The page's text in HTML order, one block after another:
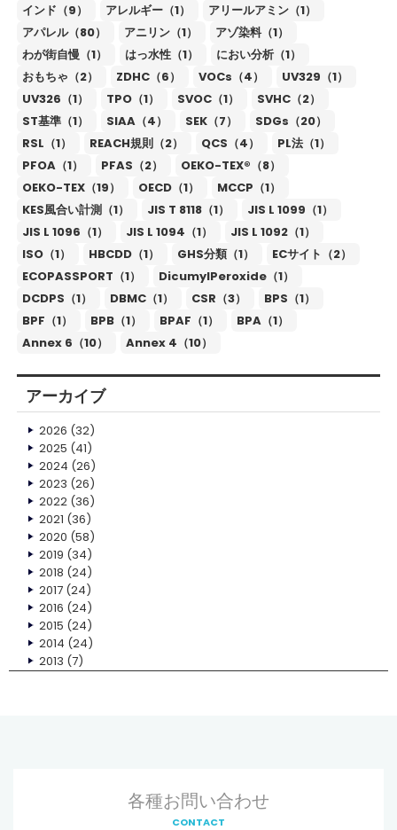
インド（9）
アレルギー（1）
アリールアミン（1）
アパレル（80）
アニリン（1）
アゾ染料（1）
わが街自慢（1）
はっ水性（1）
におい分析（1）
おもちゃ（2）
ZDHC（6） VOCs（4）
UV329（1）
UV326（1）
TPO（1） SVOC（1）
SVHC（2）
ST基準（1）
SIAA（4） SEK（7）
SDGs（20）
RSL（1）
REACH規則（2） QCS（4）
PL法（1）
PFOA（1）
PFAS（2）
OEKO-TEX®（8）
OEKO-TEX（19）
OECD（1）
MCCP（1）
KES風合い計測（1）
JIS T 8118（1）
JIS L 1099（1）
JIS L 1096（1）
JIS L 1094（1）
JIS L 1092（1）
ISO（1）
HBCDD（1） GHS分類（1）
ECサイト（2）
ECOPASSPORT（1）
DicumylPeroxide（1）
DCDPS（1）
DBMC（1） CSR（3）
BPS（1）
BPF（1）
BPB（1） BPAF（1）
BPA（1）
Annex 6（10）
Annex 4（10）
アーカイブ
2026 (32)
2025 (41)
2024 (26)
2023 (26)
2022(36)
2021 (36)
2020 (58)
2019 (34)
2018 (24)
2017(24)
2016 (24)
2015 (24)
2014 (24)
2013 (7)
各種お問い合わせ
CONTACT